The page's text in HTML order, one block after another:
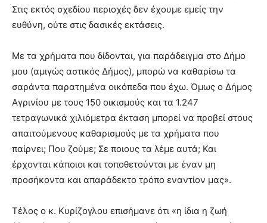
Στις εκτός σχεδίου περιοχές δεν έχουμε εμείς την
ευθύνη, ούτε στις δασικές εκτάσεις.
Με τα χρήματα που δίδονται, για παράδειγμα στο Δήμο
μου (αμιγώς αστικός Δήμος), μπορώ να καθαρίσω τα
σαράντα παρατημένα οικόπεδα που έχω. Όμως ο Δήμος
Αγρινίου με τους 150 οικισμούς και τα 1.247
τετραγωνικά χιλιόμετρα έκταση μπορεί να προβεί στους
απαιτούμενους καθαρισμούς με τα χρήματα που
παίρνει; Που ζούμε; Σε ποιους τα λέμε αυτά; Και
έρχονται κάποιοι και τοποθετούνται με έναν μη
προσήκοντα και απαράδεκτο τρόπο εναντίον μας».
Τέλος ο κ. Κυρίζογλου επισήμανε ότι «η ίδια η ζωή